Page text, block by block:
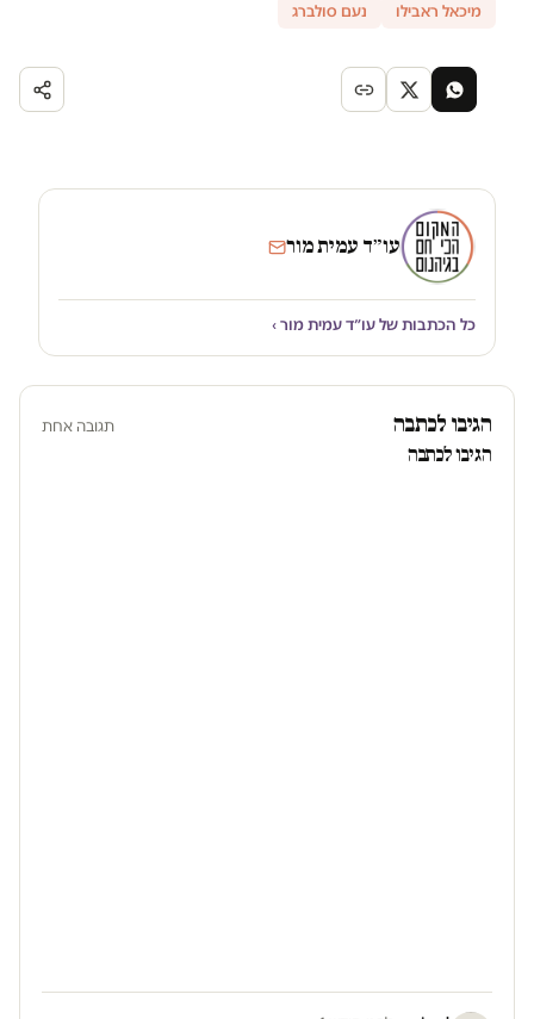
מיכאל ראבילו
נעם סולברג
עו״ד עמית מור
כל הכתבות של עו״ד עמית מור ›
הגיבו לכתבה תגובה אחת
הגיבו לכתבה